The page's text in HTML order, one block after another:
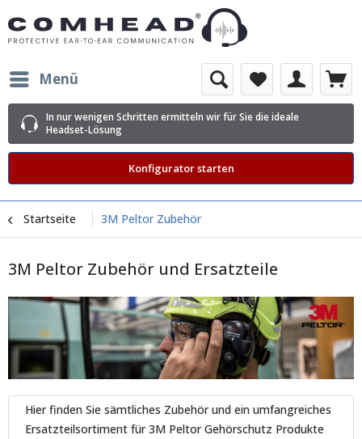
Menü
In nur wenigen Schritten ermitteln wir für Sie die ideale
Headset-Lösung
Konfigurator starten
Startseite 3M Peltor Zubehör
3M Peltor Zubehör und Ersatzteile
Hier finden Sie sämtliches Zubehör und ein umfangreiches
Ersatzteilsortiment für 3M Peltor Gehörschutz Produkte